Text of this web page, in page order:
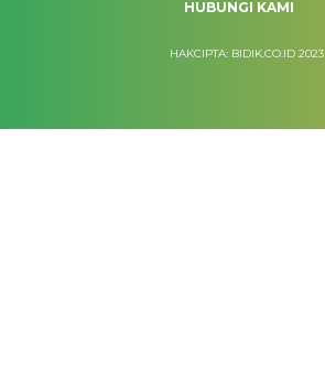
HUBUNGI KAMI
HAKCIPTA: BIDIK.CO.ID 2023